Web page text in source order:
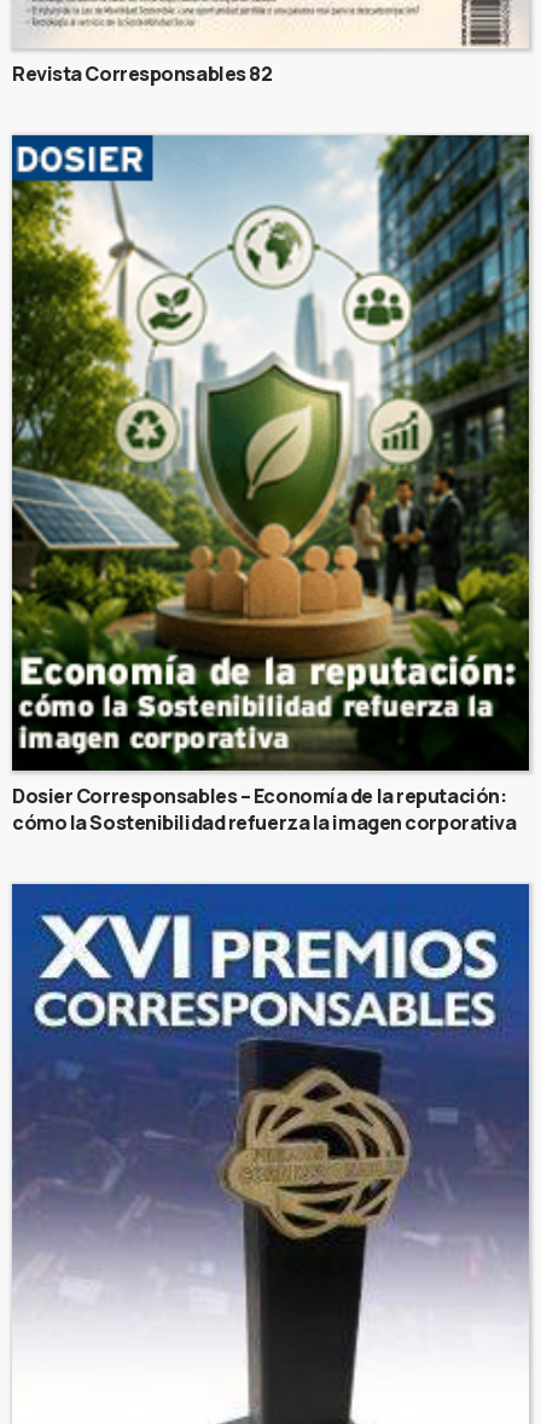
Revista Corresponsables 82
Dosier Corresponsables – Economía de la reputación:
cómo la Sostenibilidad refuerza la imagen corporativa